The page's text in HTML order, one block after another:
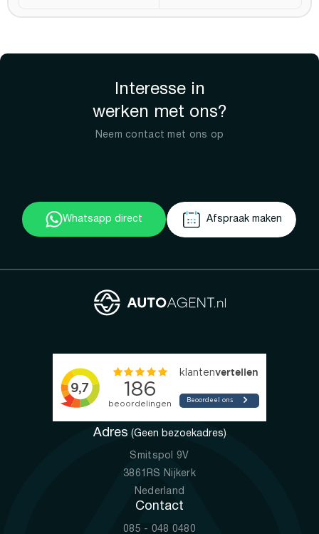
Interesse in
werken met ons?
Neem contact met ons op
Whatsapp direct Afspraak maken
Adres (Geen bezoekadres)
Smitspol 9V
3861RS Nijkerk
Nederland
Contact
085 - 048 0480